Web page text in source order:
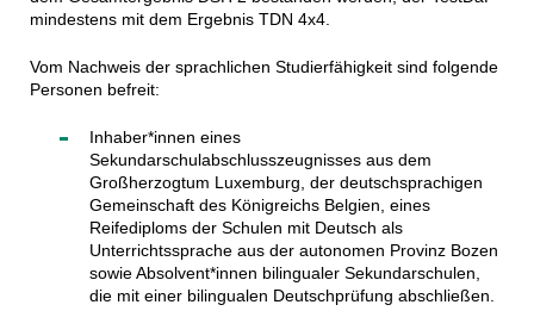
mindestens mit dem Ergebnis TDN 4x4.
Vom Nachweis der sprachlichen Studierfähigkeit sind folgende
Personen befreit:
Inhaber*innen eines
Sekundarschulabschlusszeugnisses aus dem
Großherzogtum Luxemburg, der deutschsprachigen
Gemeinschaft des Königreichs Belgien, eines
Reifediploms der Schulen mit Deutsch als
Unterrichtssprache aus der autonomen Provinz Bozen
sowie Absolvent*innen bilingualer Sekundarschulen,
die mit einer bilingualen Deutschprüfung abschließen.